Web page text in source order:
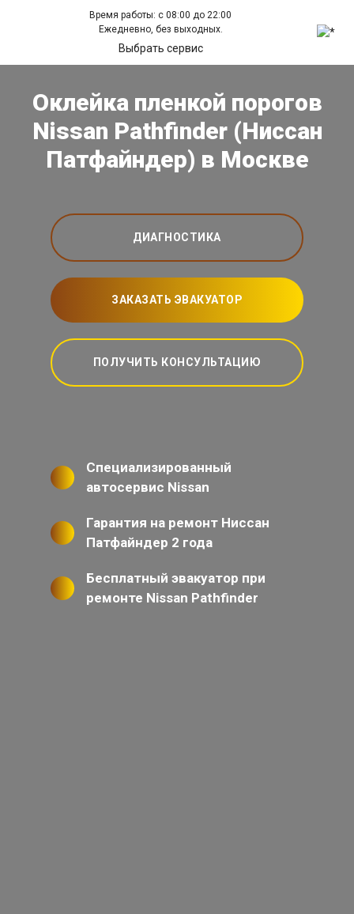
Время работы: с 08:00 до 22:00
Ежедневно, без выходных.
Выбрать сервис
Оклейка пленкой порогов
Nissan Pathfinder (Ниссан
Патфайндер) в Москве
ДИАГНОСТИКА
ЗАКАЗАТЬ ЭВАКУАТОР
ПОЛУЧИТЬ КОНСУЛЬТАЦИЮ
Специализированный
автосервис Nissan
Гарантия на ремонт Ниссан
Патфайндер 2 года
Бесплатный эвакуатор при
ремонте Nissan Pathfinder